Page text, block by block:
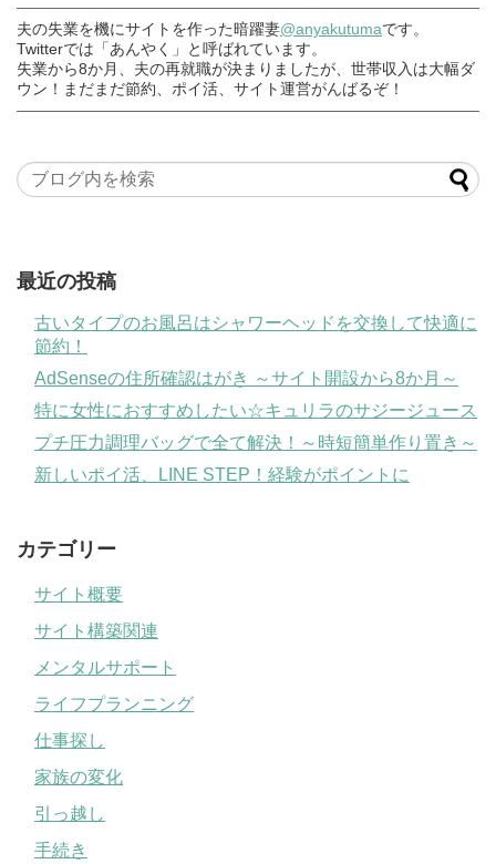
夫の失業を機にサイトを作った暗躍妻@anyakutumaです。
Twitterでは「あんやく」と呼ばれています。
失業から8か月、夫の再就職が決まりましたが、世帯収入は大幅ダ
ウン！まだまだ節約、ポイ活、サイト運営がんばるぞ！
最近の投稿
古いタイプのお風呂はシャワーヘッドを交換して快適に
節約！
AdSenseの住所確認はがき ～サイト開設から8か月～
特に女性におすすめしたい☆キュリラのサジージュース
プチ圧力調理バッグで全て解決！～時短簡単作り置き～
新しいポイ活、LINE STEP！経験がポイントに
カテゴリー
サイト概要
サイト構築関連
メンタルサポート
ライフプランニング
仕事探し
家族の変化
引っ越し
手続き